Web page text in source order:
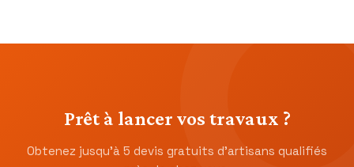
Prêt à lancer vos travaux ?
Obtenez jusqu’à 5 devis gratuits d’artisans qualifiés